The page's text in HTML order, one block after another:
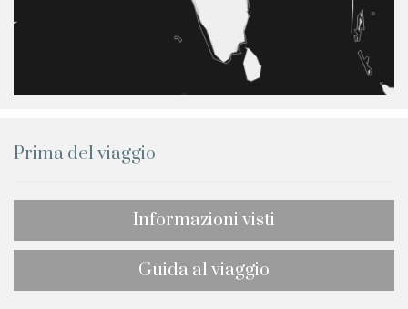
Prima del viaggio
Informazioni visti
Guida al viaggio